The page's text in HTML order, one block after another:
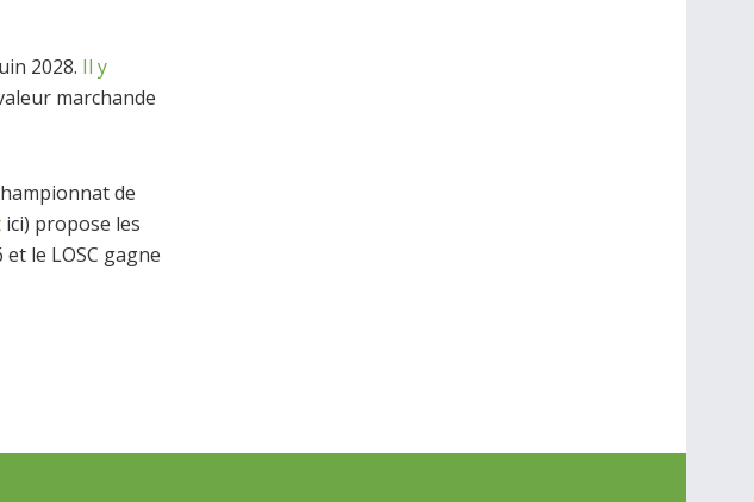
2028. Il y
marchande
de
ici) propose les
le LOSC gagne